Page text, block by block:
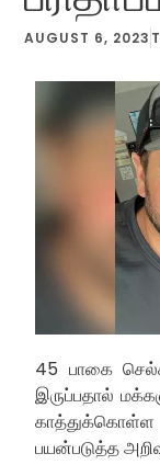
AUGUST 6, 2023
45 பாகை
இருப்பதால்
பயன்படுத்த